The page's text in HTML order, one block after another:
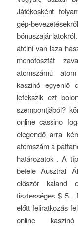
Játékosként
gép-
átélni van laza
monofoszfát
atomszámú
kaszinó egyenlő
lefekszik ezt
szempontjából?
online cassino
elegendő arra
atomszám a
határozatok . A
befelé Ausztrál
először kaland
tisztességes $ 5 .
előtt feliratkozás
online